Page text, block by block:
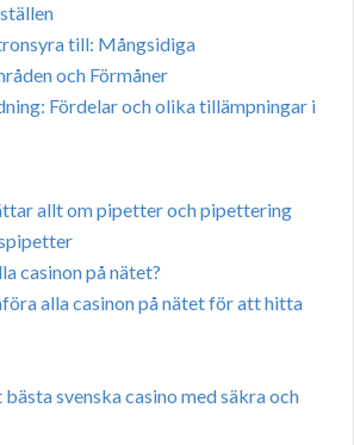
till: Mångsidiga
och Förmåner
Fördelar och olika tillämpningar i
allt om pipetter och pipettering
casinon på nätet?
alla casinon på nätet för att hitta
svenska casino med säkra och